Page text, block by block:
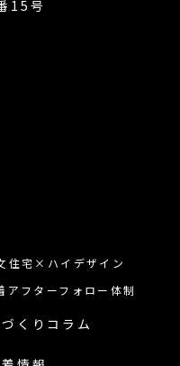
15号
住宅×ハイデザイン
アフターフォロー体制
くりコラム